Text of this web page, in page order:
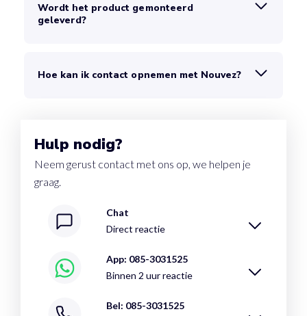
Wordt het product gemonteerd
geleverd?
Hoe kan ik contact opnemen met Nouvez?
Hulp nodig?
Neem gerust contact met ons op, we helpen je
graag.
Chat
Direct reactie
App: 085-3031525
Binnen 2 uur reactie
Bel: 085-3031525